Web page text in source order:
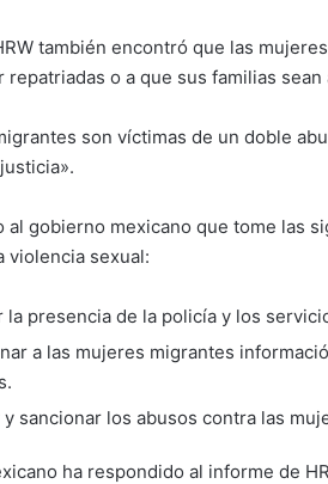
también encontró que las
repatriadas o a que sus familias sean
son víctimas de un doble
al gobierno mexicano que tome las
violencia sexual:
la presencia de la policía y los
a las mujeres migrantes
sancionar los abusos contra las
ha respondido al informe de